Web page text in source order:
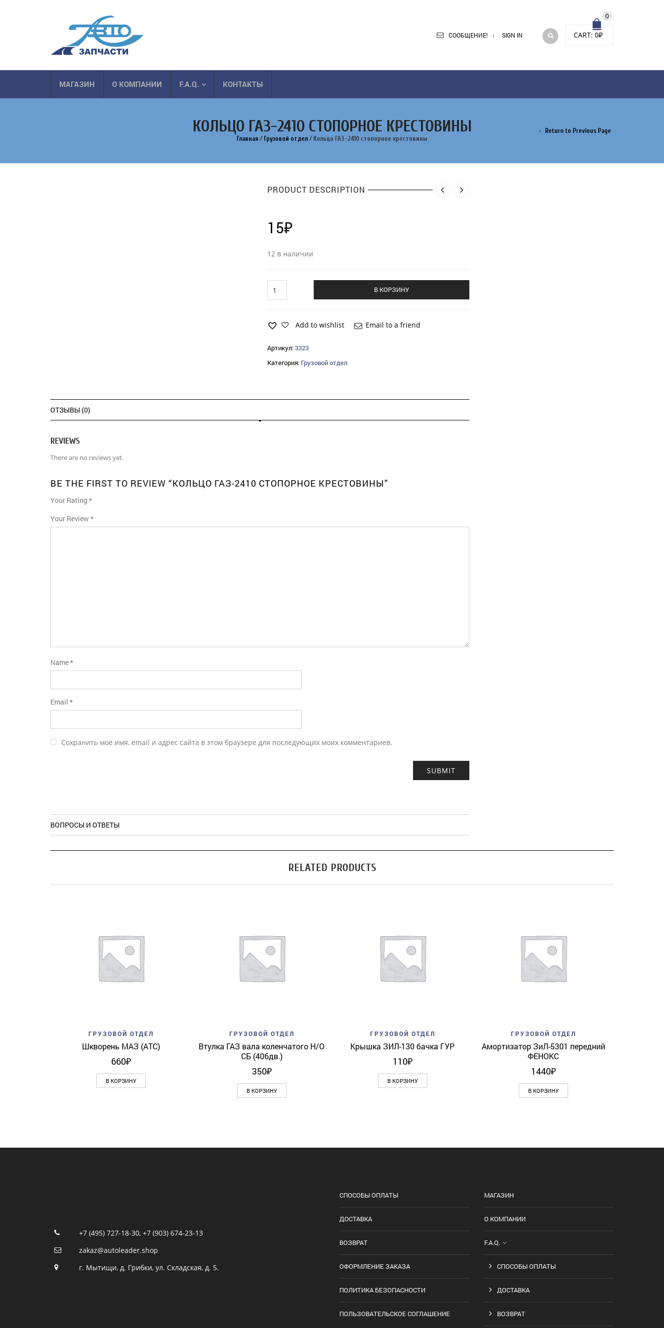
0
CART: 0₽
СООБЩЕНИЕ! SIGN IN
МАГАЗИН О КОМПАНИИ F.A.Q. КОНТАКТЫ
КОЛЬЦО ГАЗ-2410 СТОПОРНОЕ КРЕСТОВИНЫ
Главная / Грузовой отдел / Кольцо ГАЗ-2410 стопорное крестовины
Return to Previous Page
PRODUCT DESCRIPTION
15₽
12 в наличии
ГАЗ-2410
quantity
В КОРЗИНУ
Add to wishlist Email to a friend
Артикул:3323
Категория: Грузовой отдел
ОТЗЫВЫ (0)
REVIEWS
There are no reviews yet.
BE THE FIRST TO REVIEW “КОЛЬЦО ГАЗ-2410 СТОПОРНОЕ КРЕСТОВИНЫ”
Your Rating *
Your Review *
Name*
Email *
Сохранить моё имя, email и адрес сайта в этом браузере для последующих моих комментариев.
ВОПРОСЫ И ОТВЕТЫ
RELATED PRODUCTS
Add to wishlist Quick View
ГРУЗОВОЙ ОТДЕЛ
Шкворень МАЗ (АТС)
660₽
В КОРЗИНУ
Add to wishlist Quick View
ГРУЗОВОЙ ОТДЕЛ
Втулка ГАЗ вала коленчатого Н/О
СБ (406дв.)
350₽
В КОРЗИНУ
Add to wishlist Quick View
ГРУЗОВОЙ ОТДЕЛ
Крышка ЗИЛ-130 бачка ГУР
110₽
В КОРЗИНУ
Add to wishlist Quick View
ГРУЗОВОЙ ОТДЕЛ
Амортизатор ЗиЛ-5301 передний
ФЕНОКС
1440₽
В КОРЗИНУ
+7 (495) 727-18-30, +7 (903) 674-23-13
zakaz@autoleader.shop
г. Мытищи, д. Грибки, ул. Складская, д. 5.
СПОСОБЫ ОПЛАТЫ
ДОСТАВКА
ВОЗВРАТ
ОФОРМЛЕНИЕ ЗАКАЗА
ПОЛИТИКА БЕЗОПАСНОСТИ
ПОЛЬЗОВАТЕЛЬСКОЕ СОГЛАШЕНИЕ
МАГАЗИН
О КОМПАНИИ
F.A.Q.
СПОСОБЫ ОПЛАТЫ
ДОСТАВКА
ВОЗВРАТ